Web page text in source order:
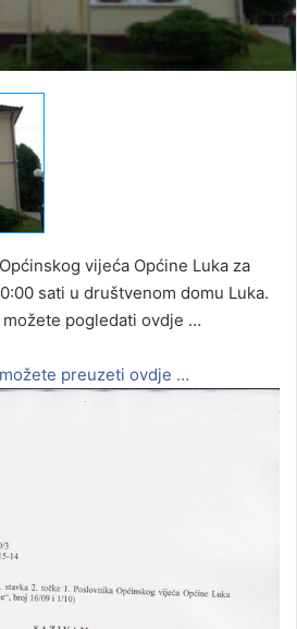
vijeća Općine Luka za
sati u društvenom domu Luka.
pogledati ovdje …
preuzeti ovdje …